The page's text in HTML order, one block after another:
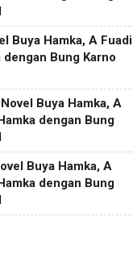
Buya Hamka, A Fuadi
Bung Karno
Buya Hamka, A
dengan Bung
Buya Hamka, A
dengan Bung